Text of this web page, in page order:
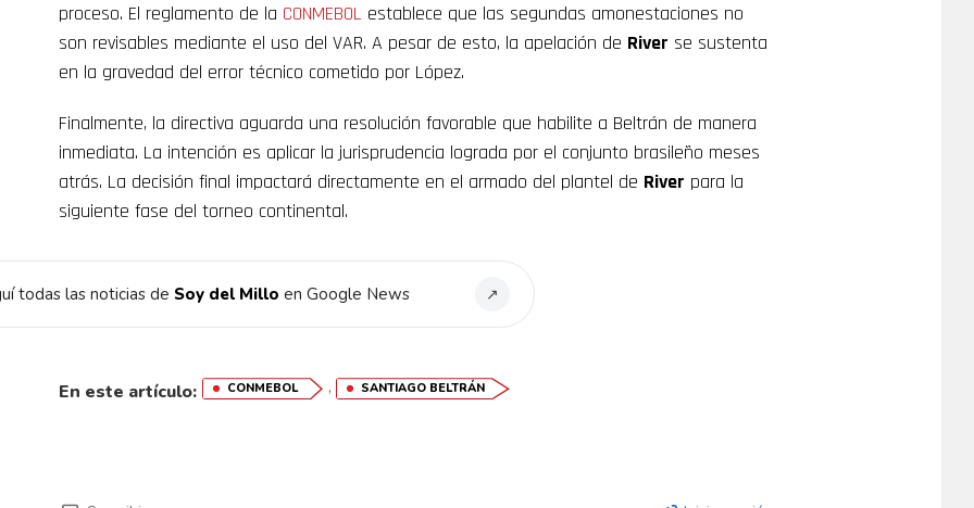
proceso. El reglamento de la CONMEBOL establece que las segundas amonestaciones no
son revisables mediante el uso del VAR. A pesar de esto, la apelación de River se sustenta
en la gravedad del error técnico cometido por López.
Finalmente, la directiva aguarda una resolución favorable que habilite a Beltrán de manera
inmediata. La intención es aplicar la jurisprudencia lograda por el conjunto brasileño meses
atrás. La decisión final impactará directamente en el armado del plantel de River para la
siguiente fase del torneo continental.
todas las noticias de Soy del Millo en Google News ↗
En este artículo: CONMEBOL , SANTIAGO BELTRÁN